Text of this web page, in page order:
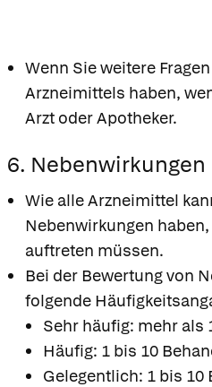
Wenn Sie weitere
Arzneimittels haben,
Arzt oder Apotheker.
6. Nebenwirkungen
Wie alle Arzneimittel
Nebenwirkungen
auftreten müssen.
Bei der Bewertung von
folgende
Sehr häufig: mehr als
Häufig: 1 bis 10
Gelegentlich: 1 bis 10